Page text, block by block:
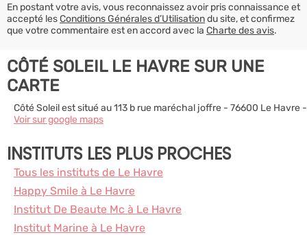
En postant votre avis, vous reconnaissez avoir pris connaissance et
accepté lesConditions Générales d’Utilisationdu site, et confirmez
que votre commentaire est en accord avec la Charte des avis.
CÔTÉ SOLEIL LE HAVRE SUR UNE
CARTE
Côté Soleil est situé au 113 b rue maréchal joffre - 76600 Le Havre -
Voir sur google maps
INSTITUTS LES PLUS PROCHES
Tous les instituts de Le Havre
Happy Smile à Le Havre
Institut De Beaute Mc à Le Havre
Institut Marine à Le Havre